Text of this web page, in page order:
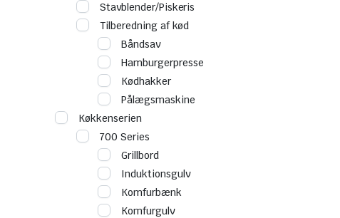
Stavblender/Piskeris
Tilberedning af kød
Båndsav
Hamburgerpresse
Kødhakker
Pålægsmaskine
Køkkenserien
700 Series
Grillbord
Induktionsgulv
Komfurbænk
Komfurgulv